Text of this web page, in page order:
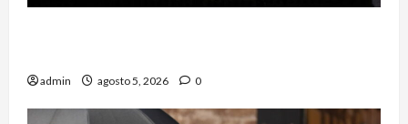
admin agosto 5, 2026 0